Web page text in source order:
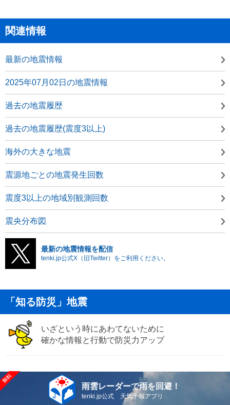
関連情報
最新の地震情報
2025年07月02日の地震情報
過去の地震履歴
過去の地震履歴(震度3以上)
海外の大きな地震
震源地ごとの地震発生回数
震度3以上の地域別観測回数
震央分布図
最新の地震情報を配信
tenki.jp公式X（旧Twitter）をご利用ください。
「知る防災」地震
いざという時にあわてないために
確かな情報と行動で防災力アップ
雨雲レーダーで雨を回避！
tenki.jp公式 天気予報アプリ